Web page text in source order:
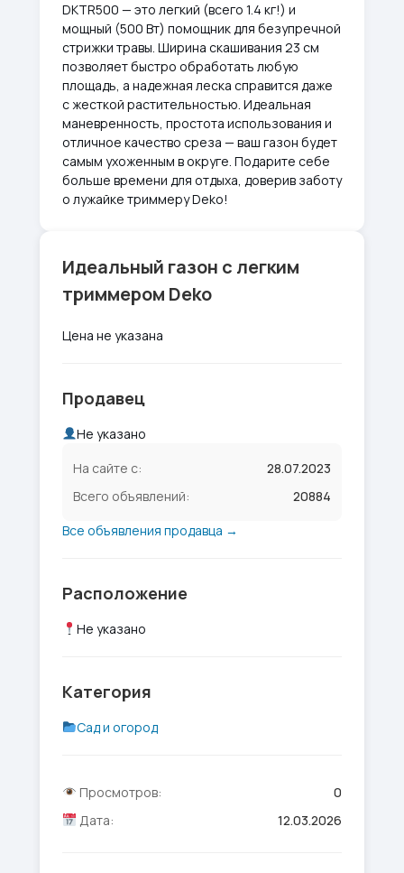
DKTR500 — это легкий (всего 1.4 кг!) и
мощный (500 Вт) помощник для безупречной
стрижки травы. Ширина скашивания 23 см
позволяет быстро обработать любую
площадь, а надежная леска справится даже
с жесткой растительностью. Идеальная
маневренность, простота использования и
отличное качество среза — ваш газон будет
самым ухоженным в округе. Подарите себе
больше времени для отдыха, доверив заботу
о лужайке триммеру Deko!
Идеальный газон с легким
триммером Deko
Цена не указана
Продавец
Не указано
На сайте с:
28.07.2023
Всего объявлений:
20884
Все объявления продавца →
Расположение
Не указано
Категория
Сад и огород
Просмотров:
0
Дата:
12.03.2026